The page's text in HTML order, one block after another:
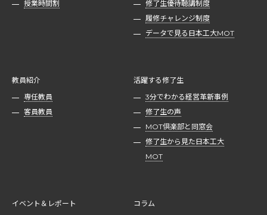
授業時間割
修了生優待聴講制度
履修チャレンジ制度
データで見る日本工大MOT
教員紹介
専任教員
客員教員
活躍する修了生
3分でわかる経営革新事例
修了生の声
MOT倶楽部と同窓会
修了生から見た日本工大
MOT
イベント＆レポート
コラム